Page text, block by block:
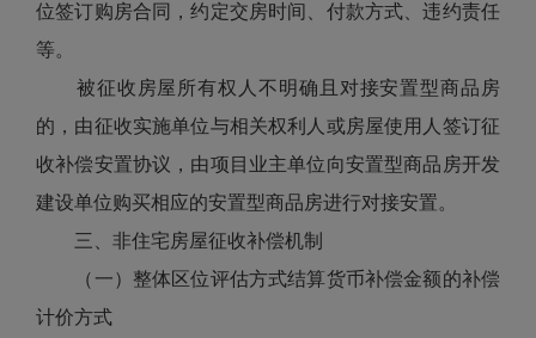
位签订购房合同，约定交房时间、付款方式、违约责任
等。
被征收房屋所有权人不明确且对接安置型商品房
的，由征收实施单位与相关权利人或房屋使用人签订征
收补偿安置协议，由项目业主单位向安置型商品房开发
建设单位购买相应的安置型商品房进行对接安置。
三、非住宅房屋征收补偿机制
（一）整体区位评估方式结算货币补偿金额的补偿
计价方式